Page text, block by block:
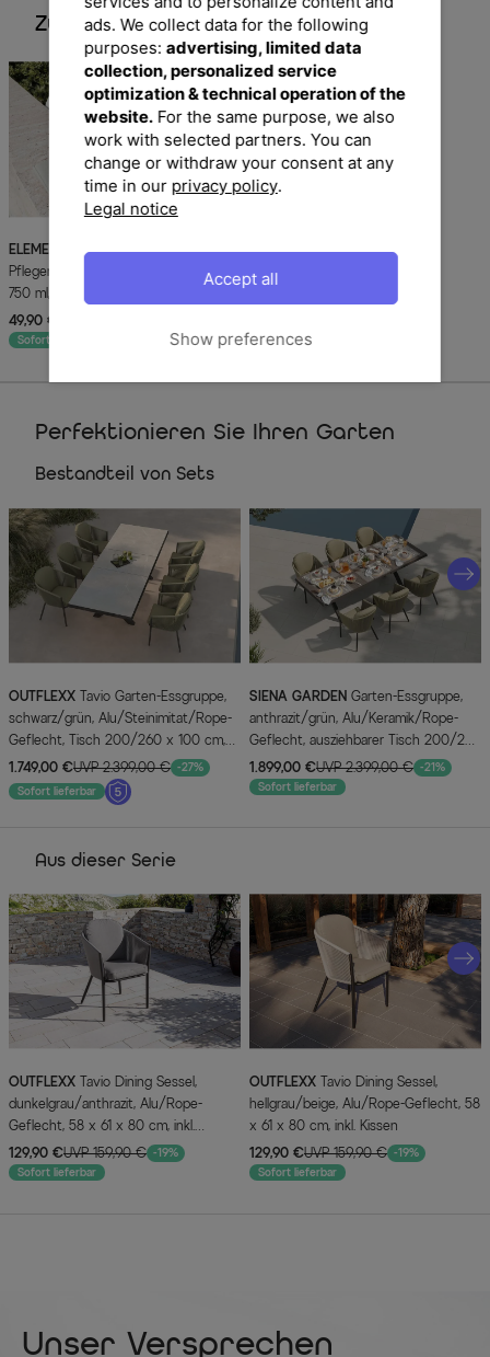
Zubehör
ELEMENTA
Pflegemittel für Textilien & Stoffe, 2x
750 ml, Cleaner & Protector
49,90 €
Sofort lieferbar
Perfektionieren Sie Ihren Garten
Bestandteil von Sets
OUTFLEXX
schwarz/grün, Alu/Steinimitat/Rope-
Geflecht, Tisch 200/260 x 100 cm,
ausziehbar, 6 Diningsessel
1.749,00 €UVP 2.399,00 € -27%
Sofort lieferbar
SIENA GARDEN
anthrazit/grün, Alu/Keramik/Rope-
Geflecht, ausziehbarer Tisch 200/260
x 100 cm, 6 Diningsessel
1.899,00 €UVP 2.399,00 € -21%
Sofort lieferbar
Aus dieser Serie
OUTFLEXX
dunkelgrau/anthrazit, Alu/Rope-
Geflecht, 58 x 61 x 80 cm, inkl.
Sitzkissen
129,90 €UVP 159,90 € -19%
Sofort lieferbar
OUTFLEXX
hellgrau/beige, Alu/Rope-Geflecht, 58
x 61 x 80 cm, inkl. Kissen
129,90 €UVP 159,90 € -19%
Sofort lieferbar
Unser Versprechen
ads. We collect data for the following
purposes: advertising, limited data
collection, personalized service
optimization & technical operation of the
website.For the same purpose, we also
work with selected partners. You can
change or withdraw your consent at any
time in our privacy policy.
Legal notice
Show preferences
Accept all